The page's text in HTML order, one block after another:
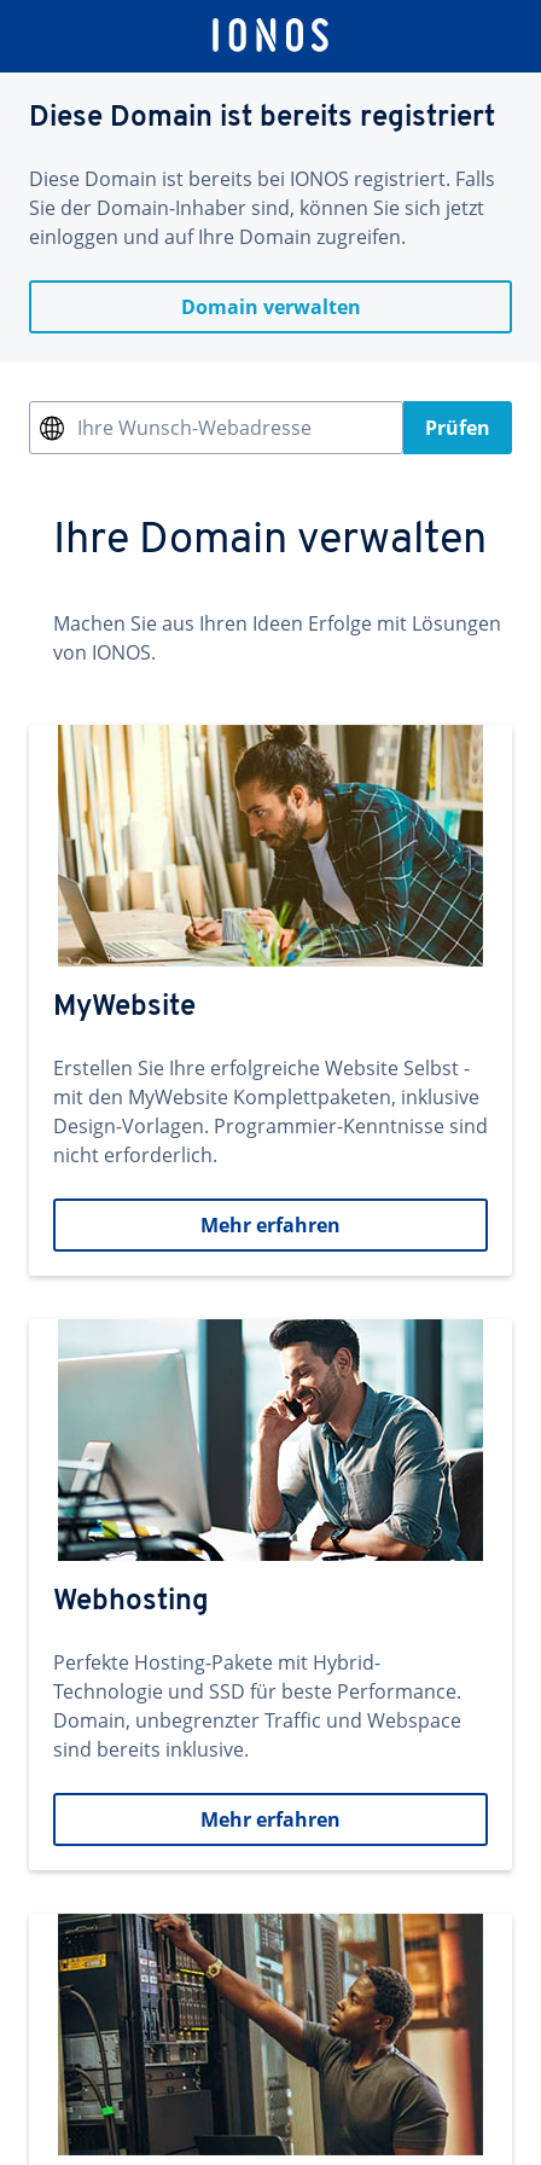
Diese Domain ist bereits registriert
Diese Domain ist bereits bei IONOS registriert. Falls
Sie der Domain-Inhaber sind, können Sie sich jetzt
einloggen und auf Ihre Domain zugreifen.
Domain verwalten
Ihre Wunsch-Webadresse Prüfen
Ihre Domain verwalten
Machen Sie aus Ihren Ideen Erfolge mit Lösungen
von IONOS.
MyWebsite
Erstellen Sie Ihre erfolgreiche Website Selbst -
mit den MyWebsite Komplettpaketen, inklusive
Design-Vorlagen. Programmier-Kenntnisse sind
nicht erforderlich.
Mehr erfahren
Webhosting
Perfekte Hosting-Pakete mit Hybrid-
Technologie und SSD für beste Performance.
Domain, unbegrenzter Traffic und Webspace
sind bereits inklusive.
Mehr erfahren